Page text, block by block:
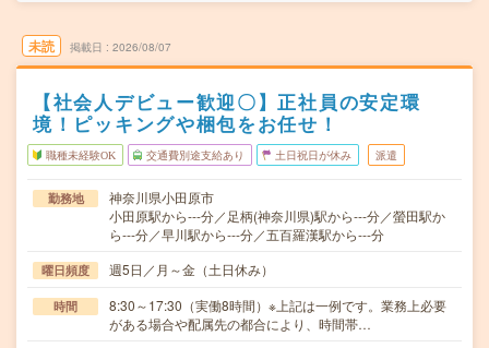
未読 掲載日 2026/08/07
【社会人デビュー歓迎〇】正社員の安定環
境！ピッキングや梱包をお任せ！
職種未経験OK 交通費別途支給あり 土日祝日が休み 派遣
勤務地
神奈川県小田原市
小田原駅から---分／足柄(神奈川県)駅から---分／螢田駅か
ら---分／早川駅から---分／五百羅漢駅から---分
曜日頻度 週5日／月～金（土日休み）
時間
8:30～17:30（実働8時間）※上記は一例です。業務上必要
がある場合や配属先の都合により、時間帯…